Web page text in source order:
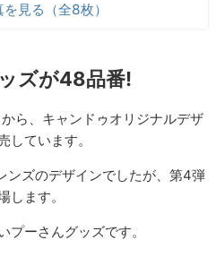
見る（全8枚）
ズが48品番!
ら、キャンドゥオリジナルデザ
しています。
ンズのデザインでしたが、第4弾
します。
プーさんグッズです。